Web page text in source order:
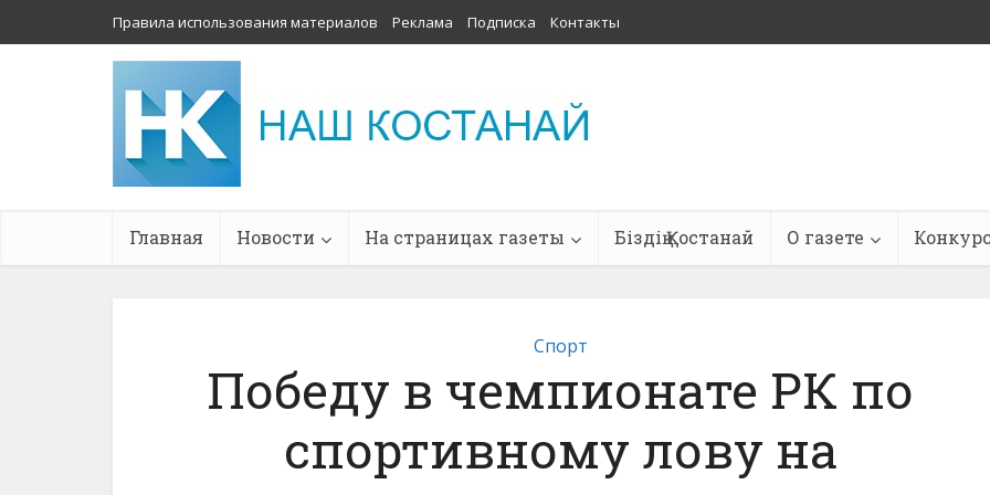
Правила использования материалов Реклама Подписка Контакты
Главная Новости На страницах газеты Біздің Қостанай О газете
Спорт
Победу в чемпионате РК по
спортивному лову на